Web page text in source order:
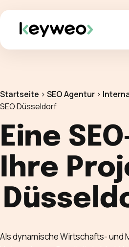
Startseite > SEO Agentur >
SEO Düsseldorf
Eine
Ihre
Als dynamische Wirtschafts- und